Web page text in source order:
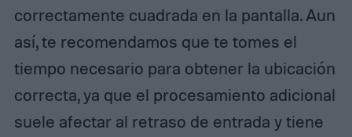
correctamente cuadrada en la pantalla. Aun
así, te recomendamos que te tomes el
tiempo necesario para obtener la ubicación
correcta, ya que el procesamiento adicional
suele afectar al retraso de entrada y tiene